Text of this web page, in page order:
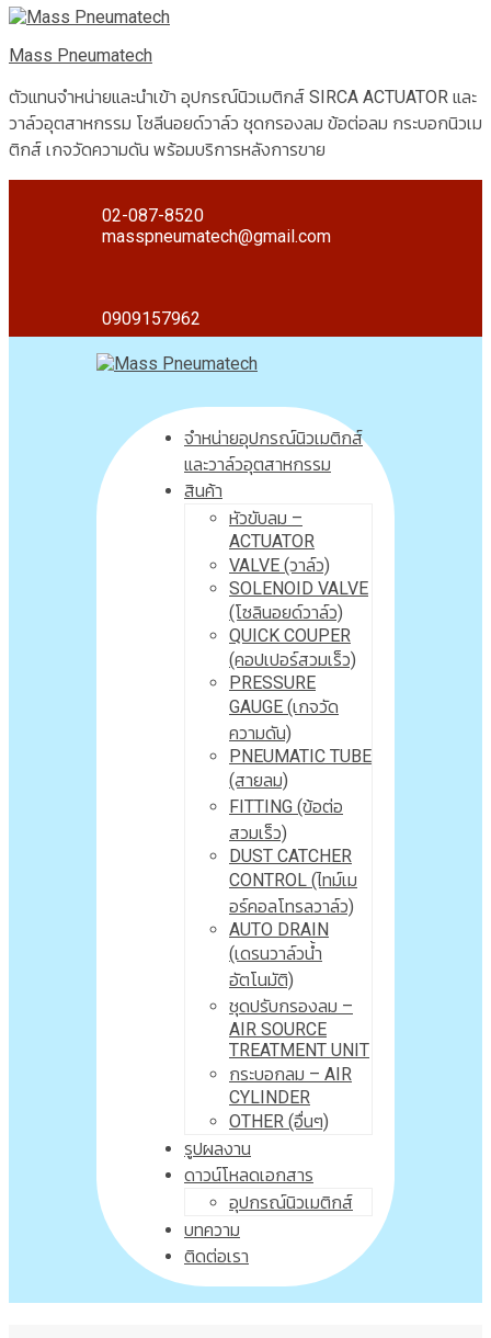
Mass Pneumatech
ตัวแทนจำหน่ายและนำเข้า อุปกรณ์นิวเมติกส์ SIRCA ACTUATOR และ
วาล์วอุตสาหกรรม โซลีนอยด์วาล์ว ชุดกรองลม ข้อต่อลม กระบอกนิวเม
ติกส์ เกจวัดความดัน พร้อมบริการหลังการขาย
02-087-8520
masspneumatech@gmail.com
0909157962
จำหน่ายอุปกรณ์นิวเมติกส์
และวาล์วอุตสาหกรรม
สินค้า
หัวขับลม –
ACTUATOR
VALVE (วาล์ว)
SOLENOID VALVE
(โซลินอยด์วาล์ว)
QUICK COUPER
(คอปเปอร์สวมเร็ว)
PRESSURE
GAUGE (เกจวัด
ความดัน)
PNEUMATIC TUBE
(สายลม)
FITTING (ข้อต่อ
สวมเร็ว)
DUST CATCHER
CONTROL (ไทม์เม
อร์คอลโทรลวาล์ว)
AUTO DRAIN
(เดรนวาล์วน้ำ
อัตโนมัติ)
ชุดปรับกรองลม –
AIR SOURCE
TREATMENT UNIT
กระบอกลม – AIR
CYLINDER
OTHER (อื่นๆ)
รูปผลงาน
ดาวน์โหลดเอกสาร
อุปกรณ์นิวเมติกส์
บทความ
ติดต่อเรา